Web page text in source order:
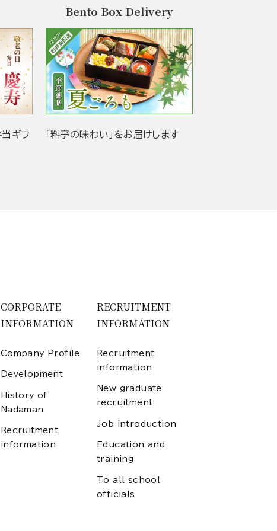
当ギフ
Bento Box Delivery
「料亭の味わい」をお届けします
CORPORATE
INFORMATION
Company Profile
Development
History of
Nadaman
Recruitment
information
RECRUITMENT
INFORMATION
Recruitment
information
New graduate
recruitment
Job introduction
Education and
training
To all school
officials